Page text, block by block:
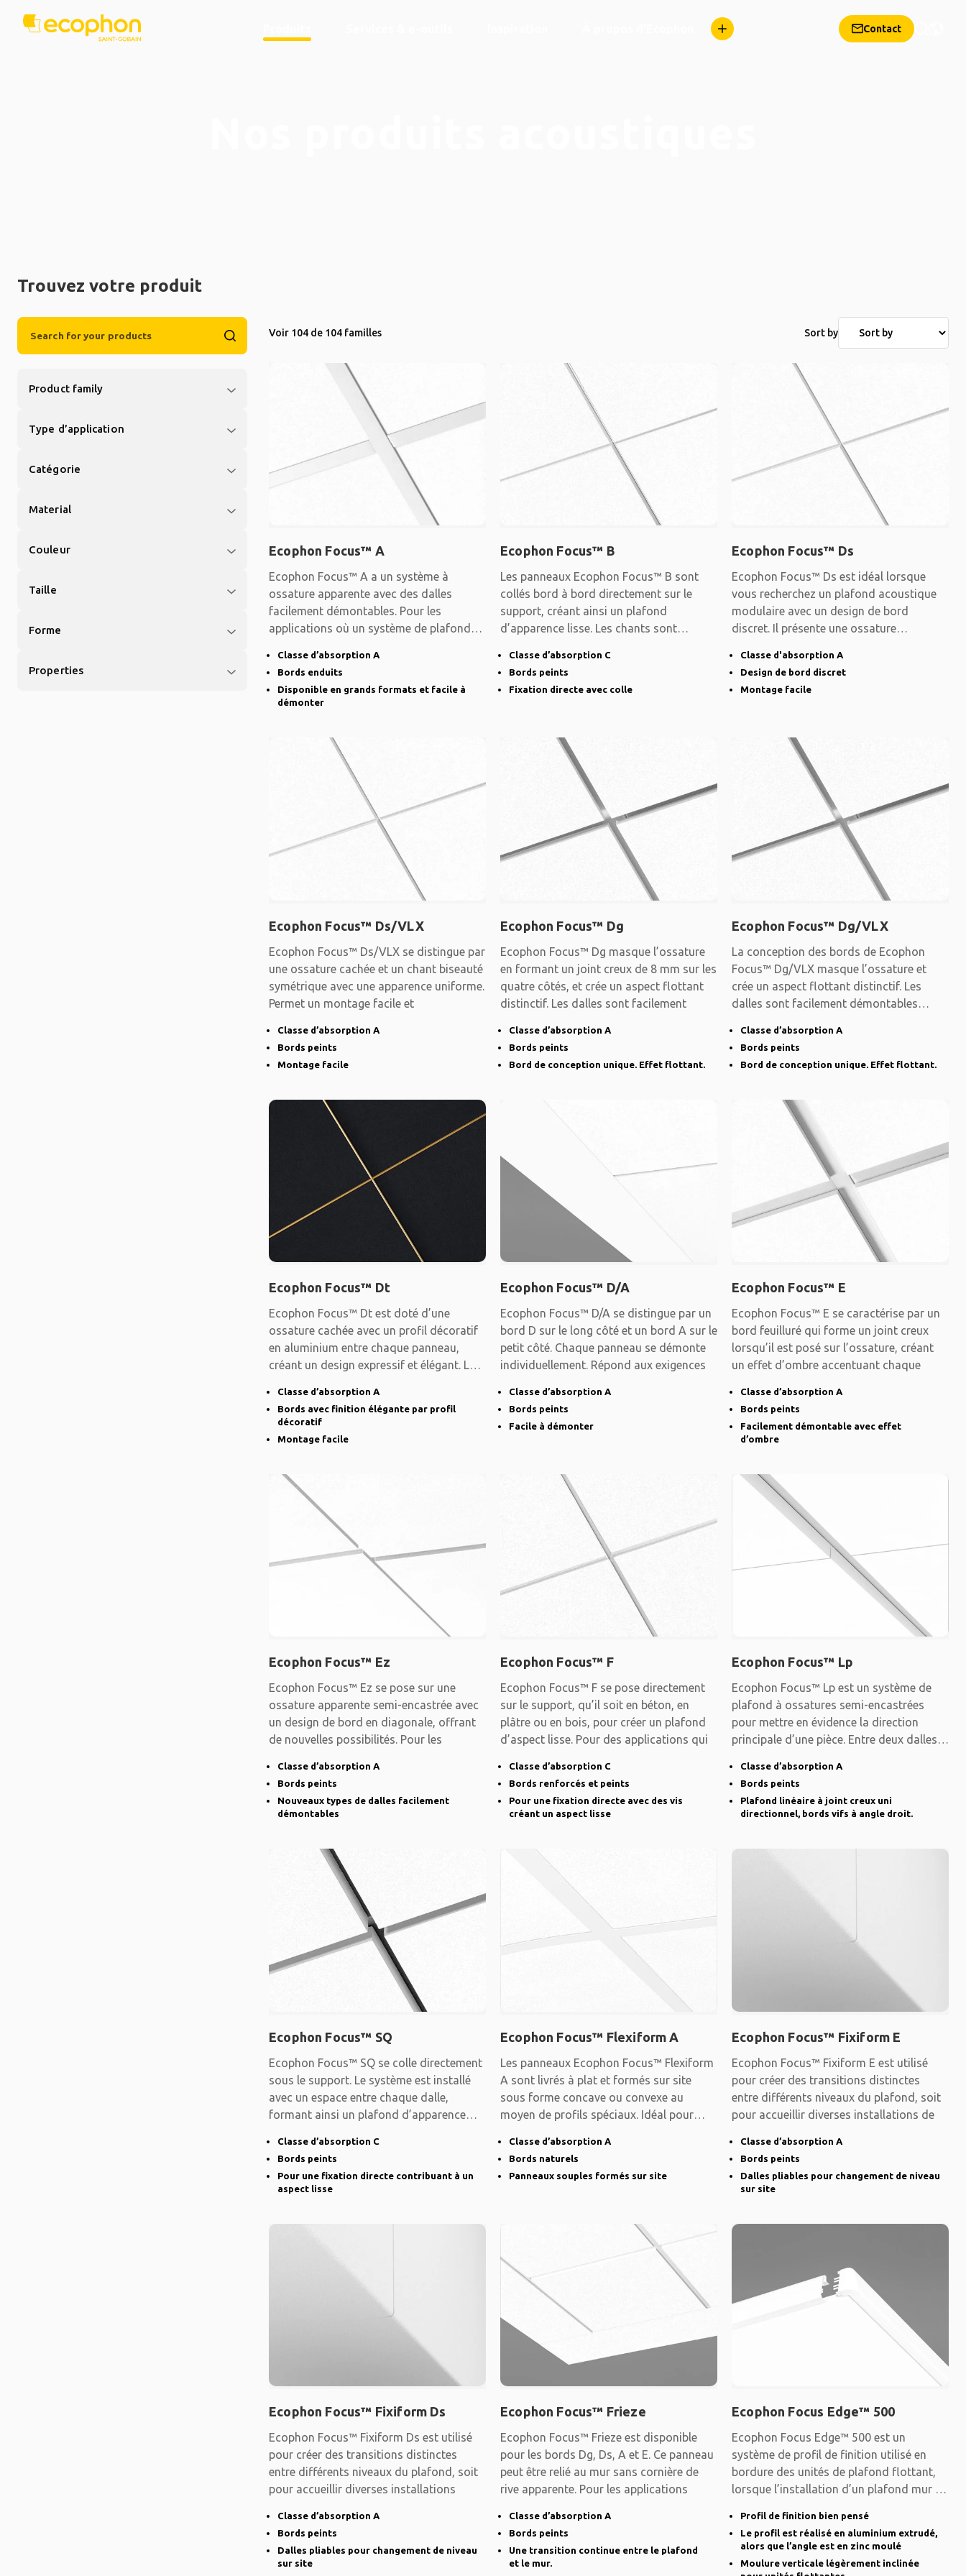
Contact
Trouvez votre produit
Product family
Type d’application
Catégorie
Material
Couleur
Taille
Forme
Properties
Voir 104 de 104 familles Sort by
Ecophon Focus™ A
Ecophon Focus™ A a un système à
ossature apparente avec des dalles
facilement démontables. Pour les
applications où un système de plafond
Classe d’absorption A
Bords enduits
Disponible en grands formats et facile à
démonter
Ecophon Focus™ B
Les panneaux Ecophon Focus™ B sont
collés bord à bord directement sur le
support, créant ainsi un plafond
d’apparence lisse. Les chants sont
Classe d’absorption C
Bords peints
Fixation directe avec colle
Ecophon Focus™ Ds
Ecophon Focus™ Ds est idéal lorsque
vous recherchez un plafond acoustique
modulaire avec un design de bord
discret. Il présente une ossature
Classe d'absorption A
Design de bord discret
Montage facile
Ecophon Focus™ Ds/VLX
Ecophon Focus™ Ds/VLX se distingue par
une ossature cachée et un chant biseauté
symétrique avec une apparence uniforme.
Permet un montage facile et
Classe d’absorption A
Bords peints
Montage facile
Ecophon Focus™ Dg
Ecophon Focus™ Dg masque l’ossature
en formant un joint creux de 8 mm sur les
quatre côtés, et crée un aspect flottant
distinctif. Les dalles sont facilement
Classe d’absorption A
Bords peints
Bord de conception unique. Effet flottant.
Ecophon Focus™ Dg/VLX
La conception des bords de Ecophon
Focus™ Dg/VLX masque l’ossature et
crée un aspect flottant distinctif. Les
dalles sont facilement démontables
Classe d’absorption A
Bords peints
Bord de conception unique. Effet flottant.
Ecophon Focus™ Dt
Ecophon Focus™ Dt est doté d’une
ossature cachée avec un profil décoratif
en aluminium entre chaque panneau,
créant un design expressif et élégant. Le
Classe d’absorption A
Bords avec finition élégante par profil
décoratif
Montage facile
Ecophon Focus™ D/A
Ecophon Focus™ D/A se distingue par un
bord D sur le long côté et un bord A sur le
petit côté. Chaque panneau se démonte
individuellement. Répond aux exigences
Classe d’absorption A
Bords peints
Facile à démonter
Ecophon Focus™ E
Ecophon Focus™ E se caractérise par un
bord feuilluré qui forme un joint creux
lorsqu’il est posé sur l’ossature, créant
un effet d’ombre accentuant chaque
Classe d’absorption A
Bords peints
Facilement démontable avec effet
d’ombre
Ecophon Focus™ Ez
Ecophon Focus™ Ez se pose sur une
ossature apparente semi-encastrée avec
un design de bord en diagonale, offrant
de nouvelles possibilités. Pour les
Classe d’absorption A
Bords peints
Nouveaux types de dalles facilement
démontables
Ecophon Focus™ F
Ecophon Focus™ F se pose directement
sur le support, qu’il soit en béton, en
plâtre ou en bois, pour créer un plafond
d’aspect lisse. Pour des applications qui
Classe d’absorption C
Bords renforcés et peints
Pour une fixation directe avec des vis
créant un aspect lisse
Ecophon Focus™ Lp
Ecophon Focus™ Lp est un système de
plafond à ossatures semi-encastrées
pour mettre en évidence la direction
principale d’une pièce. Entre deux dalles,
Classe d’absorption A
Bords peints
Plafond linéaire à joint creux uni
directionnel, bords vifs à angle droit.
Ecophon Focus™ SQ
Ecophon Focus™ SQ se colle directement
sous le support. Le système est installé
avec un espace entre chaque dalle,
formant ainsi un plafond d’apparence
Classe d’absorption C
Bords peints
Pour une fixation directe contribuant à un
aspect lisse
Ecophon Focus™ Flexiform A
Les panneaux Ecophon Focus™ Flexiform
A sont livrés à plat et formés sur site
sous forme concave ou convexe au
moyen de profils spéciaux. Idéal pour
Classe d’absorption A
Bords naturels
Panneaux souples formés sur site
Ecophon Focus™ Fixiform E
Ecophon Focus™ Fixiform E est utilisé
pour créer des transitions distinctes
entre différents niveaux du plafond, soit
pour accueillir diverses installations de
Classe d’absorption A
Bords peints
Dalles pliables pour changement de niveau
sur site
Ecophon Focus™ Fixiform Ds
Ecophon Focus™ Fixiform Ds est utilisé
pour créer des transitions distinctes
entre différents niveaux du plafond, soit
pour accueillir diverses installations
Classe d’absorption A
Bords peints
Dalles pliables pour changement de niveau
sur site
Ecophon Focus™ Frieze
Ecophon Focus™ Frieze est disponible
pour les bords Dg, Ds, A et E. Ce panneau
peut être relié au mur sans cornière de
rive apparente. Pour les applications
Classe d’absorption A
Bords peints
Une transition continue entre le plafond
et le mur.
Ecophon Focus Edge™ 500
Ecophon Focus Edge™ 500 est un
système de profil de finition utilisé en
bordure des unités de plafond flottant,
lorsque l’installation d’un plafond mur à
Profil de finition bien pensé
Le profil est réalisé en aluminium extrudé,
alors que l’angle est en zinc moulé
Moulure verticale légèrement inclinée